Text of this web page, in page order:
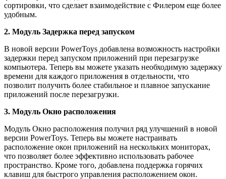
сортировки, что сделает взаимодействие с Филером еще более
удобным.
2. Модуль Задержка перед запуском
В новой версии PowerToys добавлена возможность настройки
задержки перед запуском приложений при перезагрузке
компьютера. Теперь вы можете указать необходимую задержку
времени для каждого приложения в отдельности, что
позволит получить более стабильное и плавное запускание
приложений после перезагрузки.
3. Модуль Окно расположения
Модуль Окно расположения получил ряд улучшений в новой
версии PowerToys. Теперь вы можете настраивать
расположение окон приложений на нескольких мониторах,
что позволяет более эффективно использовать рабочее
пространство. Кроме того, добавлена поддержка горячих
клавиш для быстрого управления расположением окон.